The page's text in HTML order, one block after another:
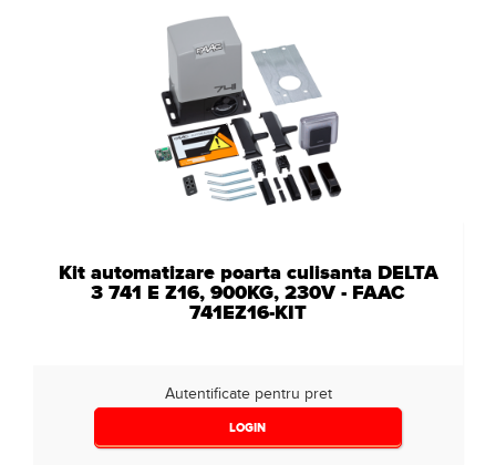
Kit automatizare poarta culisanta DELTA
3 741 E Z16, 900KG, 230V - FAAC
741EZ16-KIT
Autentificate pentru pret
LOGIN